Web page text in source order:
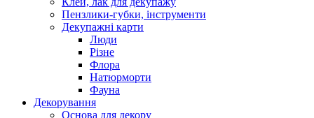
Пензлики-губки, інструменти
Декупажні карти
Люди
Різне
Флора
Натюрморти
Фауна
Декорування
Основа для декору